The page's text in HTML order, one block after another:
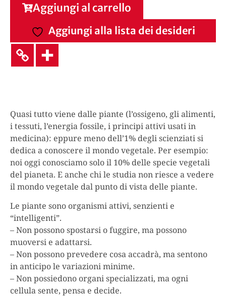
Aggiungi al carrello
Aggiungi alla lista dei desideri
Quasi tutto viene dalle piante (l’ossigeno, gli alimenti,
i tessuti, l’energia fossile, i principi attivi usati in
medicina): eppure meno dell’1% degli scienziati si
dedica a conoscere il mondo vegetale. Per esempio:
noi oggi conosciamo solo il 10% delle specie vegetali
del pianeta. E anche chi le studia non riesce a vedere
il mondo vegetale dal punto di vista delle piante.
Le piante sono organismi attivi, senzienti e
“intelligenti”.
– Non possono spostarsi o fuggire, ma possono
muoversi e adattarsi.
– Non possono prevedere cosa accadrà, ma sentono
in anticipo le variazioni minime.
– Non possiedono organi specializzati, ma ogni
cellula sente, pensa e decide.